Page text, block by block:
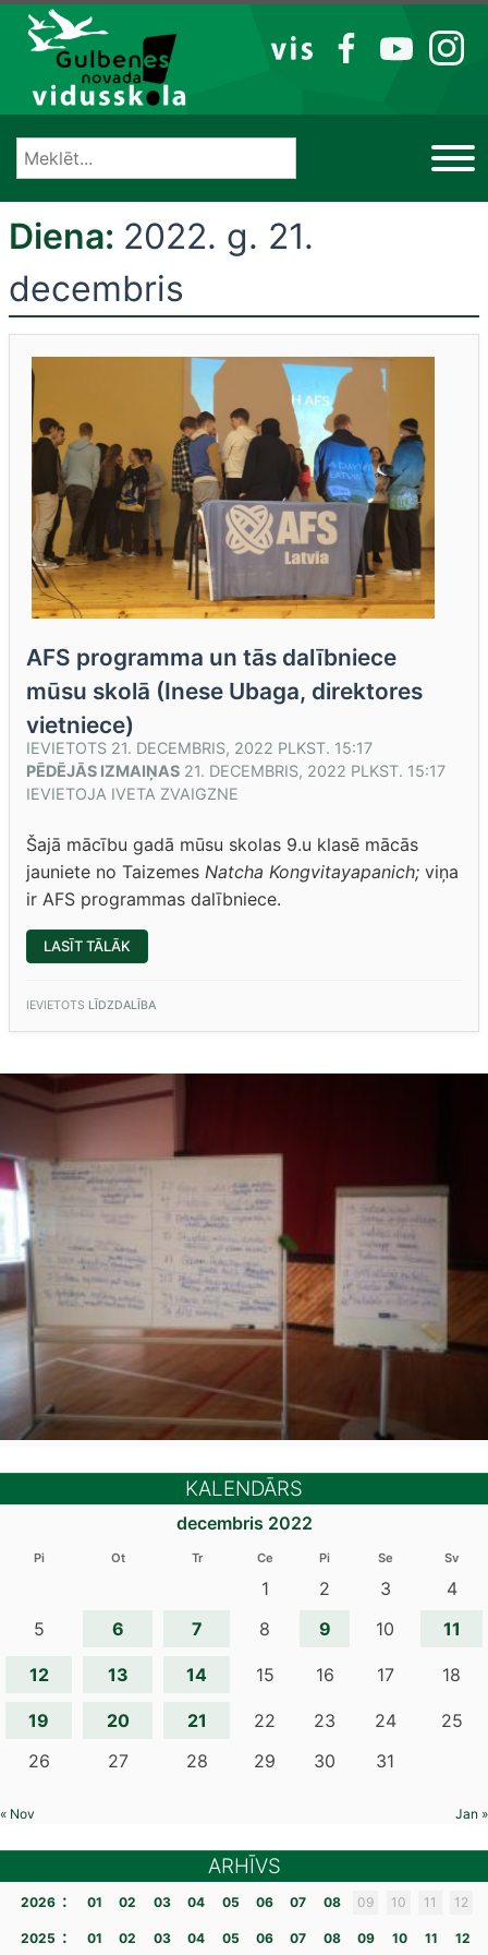
Izlaist
VIS
FB YT IG
Diena: 2022. g. 21.
decembris
AFS programma un tās dalībniece
mūsu skolā (Inese Ubaga, direktores
vietniece)
IEVIETOTS 21. DECEMBRIS, 2022 PLKST. 15:17
PĒDĒJĀS IZMAIŅAS 21. DECEMBRIS, 2022 PLKST. 15:17
IEVIETOJA IVETA ZVAIGZNE
Šajā mācību gadā mūsu skolas 9.u klasē mācās
jauniete no Taizemes Natcha Kongvitayapanich; viņa
ir AFS programmas dalībniece.
LASĪT TĀLĀK
PROGRAMMA
DALĪBNIECE
SKOLĀ
DIREKTORES
VIETNIECE)”
IEVIETOTS LĪDZDALĪBA
KALENDĀRS
decembris 2022
Pi Ot Tr Ce Pi Se Sv
1 2 3
4
5
6 7 8 9 10 11
12 13 14 15 16 17 18
19 20 21 22 23 24
25
26
27 28 29 30 31
« Nov Jan »
ARHĪVS
2026 : 01 02 03 04 05 06 07 08 09 10 11 12
2025 : 01 02 03 04 05 06 07 08 09 10 11 12